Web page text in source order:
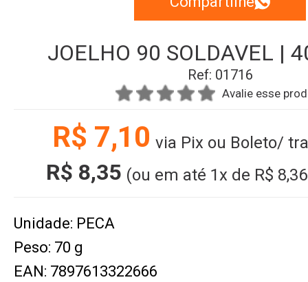
JOELHO 90 SOLDAVEL |
Ref: 01716
Avalie esse
R$ 7,10 via Pix ou Boleto/
R$ 8,35 (ou em até 1x de R$ 8,36
Unidade: PECA
Peso: 70 g
EAN: 7897613322666